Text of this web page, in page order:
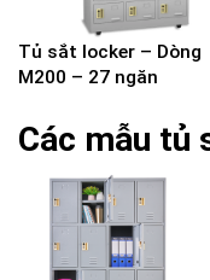
Tủ sắt locker – Dòng
M200 – 27 ngăn
Các mẫu tủ